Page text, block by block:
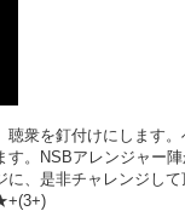
衆を釘付けにします
。NSBアレンジャー
、是非チャレンジして